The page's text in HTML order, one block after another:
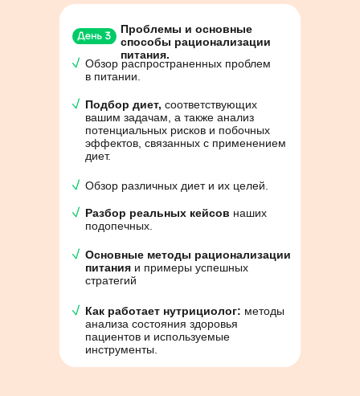
Проблемы и основные
способы рационализации
питания.
Обзор распространенных проблем
в питании.
Основные методы рационализации
питания и примеры успешных
стратегий
Обзор различных диет и их целей.
Подбор диет, соответствующих
вашим задачам, а также анализ
потенциальных рисков и побочных
эффектов, связанных с применением
диет.
Как работает нутрициолог: методы
анализа состояния здоровья
пациентов и используемые
инструменты.
Разбор реальных кейсов наших
подопечных.